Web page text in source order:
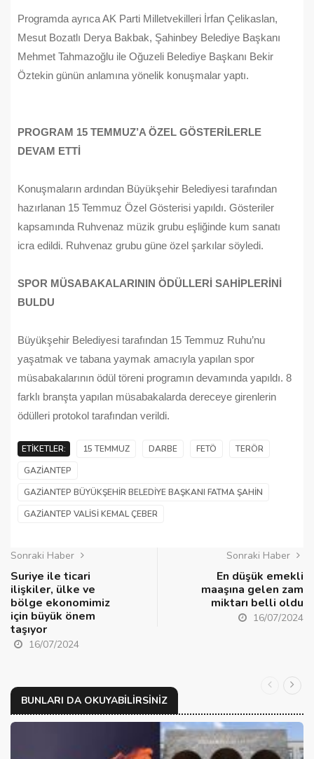
Programda ayrıca AK Parti Milletvekilleri İrfan Çelikaslan,
Mesut Bozatlı Derya Bakbak, Şahinbey Belediye Başkanı
Mehmet Tahmazoğlu ile Oğuzeli Belediye Başkanı Bekir
Öztekin günün anlamına yönelik konuşmalar yaptı.
PROGRAM 15 TEMMUZ’A ÖZEL GÖSTERİLERLE
DEVAM ETTİ
Konuşmaların ardından Büyükşehir Belediyesi tarafından
hazırlanan 15 Temmuz Özel Gösterisi yapıldı. Gösteriler
kapsamında Ruhvenaz müzik grubu eşliğinde kum sanatı
icra edildi. Ruhvenaz grubu güne özel şarkılar söyledi.
SPOR MÜSABAKALARININ ÖDÜLLERİ SAHİPLERİNİ
BULDU
Büyükşehir Belediyesi tarafından 15 Temmuz Ruhu’nu
yaşatmak ve tabana yaymak amacıyla yapılan spor
müsabakalarının ödül töreni programın devamında yapıldı. 8
farklı branşta yapılan müsabakalarda dereceye girenlerin
ödülleri protokol tarafından verildi.
ETIKETLER: 15 TEMMUZ DARBE FETÖ
TERÖR
GAZIANTEP
GAZIANTEP BÜYÜKŞEHIR BELEDIYE BAŞKANI FATMA ŞAHIN
GAZIANTEP VALISI KEMAL ÇEBER
Sonraki Haber
Suriye ile ticari
ilişkiler, ülke ve
bölge ekonomimiz
için büyük önem
taşıyor
16/07/2024
Sonraki Haber
En düşük emekli
maaşına gelen zam
miktarı belli oldu
16/07/2024
BUNLARI DA OKUYABILIRSINIZ